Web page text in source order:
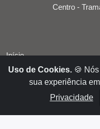
Centro -
Início
Empresa
Uso de Cookies. 🍪
sua experiência
Privacidade